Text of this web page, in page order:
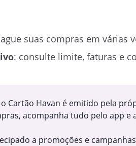
suas compras em várias
: consulte limite, faturas e
Cartão Havan é emitido pela
acompanha tudo pelo app e
a promoções e